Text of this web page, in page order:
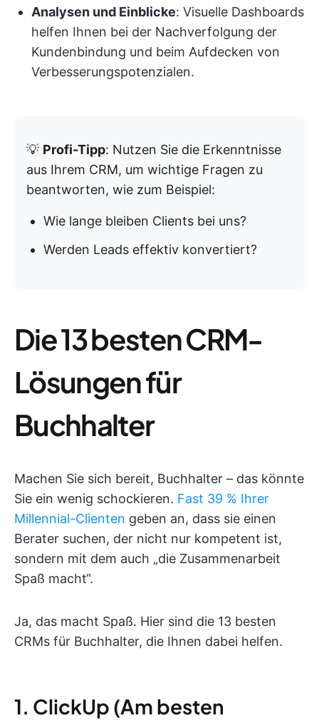
Analysen und Einblicke: Visuelle Dashboards
helfen Ihnen bei der Nachverfolgung der
Kundenbindung und beim Aufdecken von
Verbesserungspotenzialen.
💡 Profi-Tipp: Nutzen Sie die Erkenntnisse
aus Ihrem CRM, um wichtige Fragen zu
beantworten, wie zum Beispiel:
Wie lange bleiben Clients bei uns?
Werden Leads effektiv konvertiert?
Die 13 besten CRM-
Lösungen für
Buchhalter
Machen Sie sich bereit, Buchhalter – das könnte
Sie ein wenig schockieren. Fast 39 % Ihrer
Millennial-Clienten geben an, dass sie einen
Berater suchen, der nicht nur kompetent ist,
sondern mit dem auch „die Zusammenarbeit
Spaß macht“.
Ja, das macht Spaß. Hier sind die 13 besten
CRMs für Buchhalter, die Ihnen dabei helfen.
1. ClickUp (Am besten